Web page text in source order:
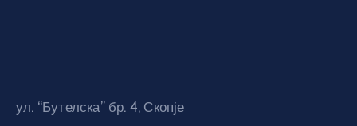
ул. “Бутелска” бр. 4, Скопје